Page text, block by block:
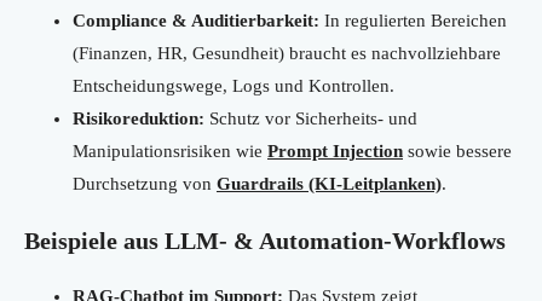
Compliance & Auditierbarkeit: In regulierten Bereichen
(Finanzen, HR, Gesundheit) braucht es nachvollziehbare
Entscheidungswege, Logs und Kontrollen.
Risikoreduktion: Schutz vor Sicherheits- und
Manipulationsrisiken wie Prompt Injection sowie bessere
Durchsetzung von Guardrails (KI-Leitplanken).
Beispiele aus LLM- & Automation-Workflows
RAG-Chatbot im Support: Das System zeigt